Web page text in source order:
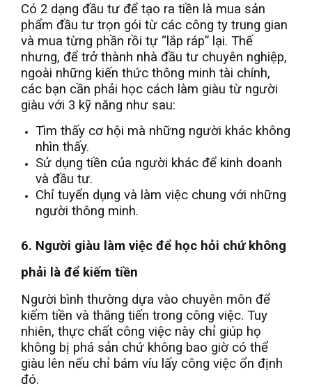
Có 2 dạng đầu tư để tạo ra tiền là mua sản
phẩm đầu tư trọn gói từ các công ty trung gian
và mua từng phần rồi tự “lắp ráp” lại. Thế
nhưng, để trở thành nhà đầu tư chuyên nghiệp,
ngoài những kiến thức thông minh tài chính,
các bạn cần phải học cách làm giàu từ người
giàu với 3 kỹ năng như sau:
Tìm thấy cơ hội mà những người khác không
nhìn thấy.
Sử dụng tiền của người khác để kinh doanh
và đầu tư.
Chỉ tuyển dụng và làm việc chung với những
người thông minh.
6. Người giàu làm việc để học hỏi chứ không
phải là để kiếm tiền
Người bình thường dựa vào chuyên môn để
kiếm tiền và thăng tiến trong công việc. Tuy
nhiên, thực chất công việc này chỉ giúp họ
không bị phá sản chứ không bao giờ có thể
giàu lên nếu chỉ bám víu lấy công việc ổn định
đó.